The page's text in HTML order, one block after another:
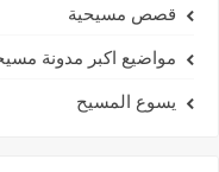
قصص مسيحية
مواضيع اكبر مدونة
يسوع المسيح